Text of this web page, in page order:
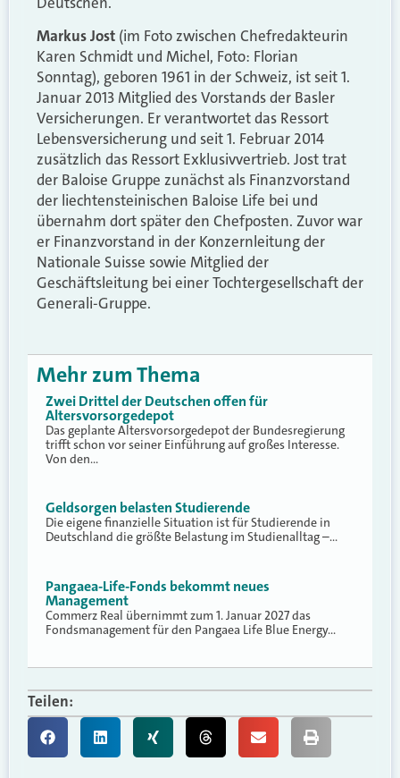
Markus Jost (im Foto zwischen Chefredakteurin
Karen Schmidt und Michel, Foto: Florian
Sonntag), geboren 1961 in der Schweiz, ist seit 1.
Januar 2013 Mitglied des Vorstands der Basler
Versicherungen. Er verantwortet das Ressort
Lebensversicherung und seit 1. Februar 2014
zusätzlich das Ressort Exklusivvertrieb. Jost trat
der Baloise Gruppe zunächst als Finanzvorstand
der liechtensteinischen Baloise Life bei und
übernahm dort später den Chefposten. Zuvor war
er Finanzvorstand in der Konzernleitung der
Nationale Suisse sowie Mitglied der
Geschäftsleitung bei einer Tochtergesellschaft der
Generali-Gruppe.
Mehr zum Thema
Zwei Drittel der Deutschen offen für
Altersvorsorgedepot
Das geplante Altersvorsorgedepot der Bundesregierung
trifft schon vor seiner Einführung auf großes Interesse.
Von den…
Geldsorgen belasten Studierende
Die eigene finanzielle Situation ist für Studierende in
Deutschland die größte Belastung im Studienalltag –…
Pangaea-Life-Fonds bekommt neues
Management
Commerz Real übernimmt zum 1. Januar 2027 das
Fondsmanagement für den Pangaea Life Blue Energy…
Teilen: